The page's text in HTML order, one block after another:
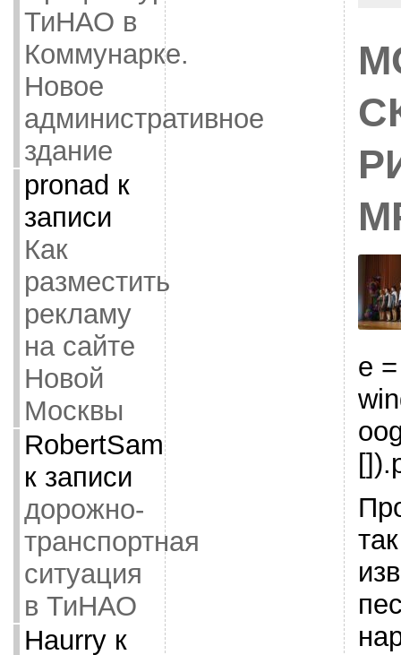
ТиНАО в
Коммунарке.
Новое
административное
здание
pronad к
записи
Как
разместить
рекламу
на сайте
Новой
Москвы
RobertSam
к записи
дорожно-
транспортная
ситуация
в ТиНАО
Haurryк
e =